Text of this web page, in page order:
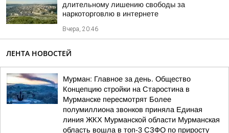
длительному лишению свободы за
наркоторговлю в интернете
Вчера, 20:46
ЛЕНТА НОВОСТЕЙ
Мурман: Главное за день. Общество
Концепцию стройки на Старостина в
Мурманске пересмотрят Более
полумиллиона звонков приняла Единая
линия ЖКХ Мурманской области Мурманская
область вошла в топ-3 СЗФО по приросту